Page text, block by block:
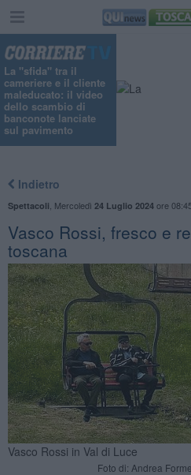
La "sfida" tra il
cameriere e il cliente
maleducato: il video
dello scambio di
banconote lanciate
sul pavimento
Indietro
Spettacoli Mercoledì 24 Luglio 2024ore
Vasco Rossi, fresco e
toscana
Vasco Rossi in Val di Luce
Foto di: Andrea